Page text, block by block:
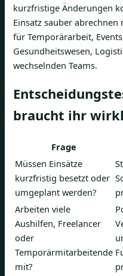
kurzfristige Änderungen
Einsatz sauber
für Temporärarbeit,
Gesundheitswesen,
wechselnden Teams.
braucht ihr
Frage
Müssen Einsätze
kurzfristig besetzt oder
umgeplant werden?
Arbeiten viele
Aushilfen, Freelancer
oder
Temporärmitarbeitende
mit?